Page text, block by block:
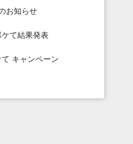
お知らせ
て結果発表
キャンペーン